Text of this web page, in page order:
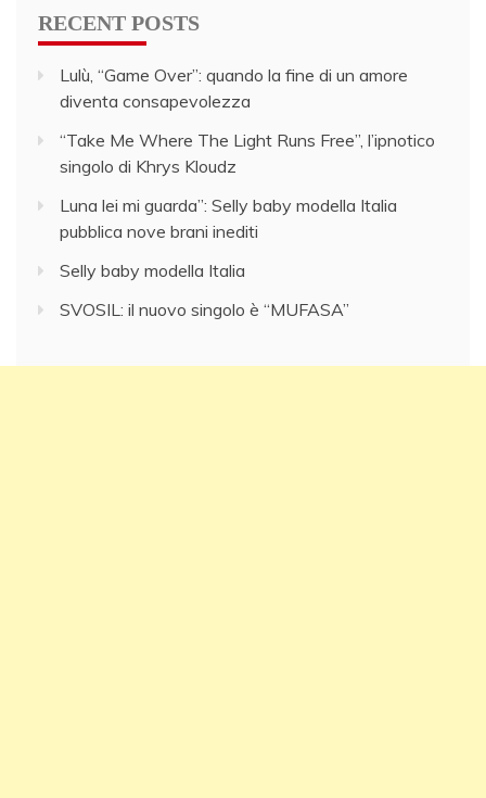
RECENT POSTS
Lulù, “Game Over”: quando la fine di un amore
diventa consapevolezza
“Take Me Where The Light Runs Free”, l’ipnotico
singolo di Khrys Kloudz
Luna lei mi guarda”: Selly baby modella Italia
pubblica nove brani inediti
Selly baby modella Italia
SVOSIL: il nuovo singolo è “MUFASA”